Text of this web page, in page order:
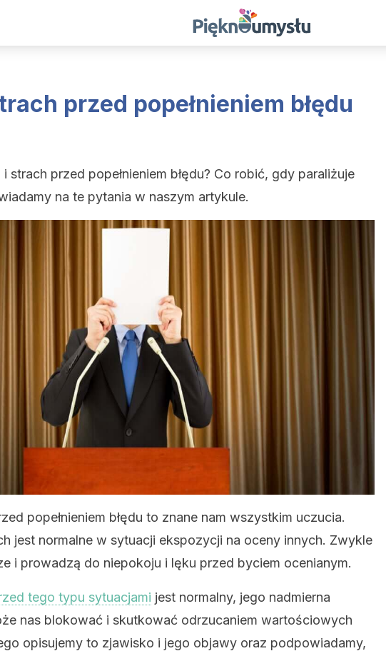
przed popełnieniem błędu
strach przed popełnieniem błędu? Co robić, gdy paraliżuje
na te pytania w naszym artykule.
popełnieniem błędu to znane nam wszystkim uczucia.
jest normalne w sytuacji ekspozycji na oceny innych. Zwykle
i prowadzą do niepokoju i lęku przed byciem ocenianym.
tego typu sytuacjami jest normalny, jego nadmierna
nas blokować i skutkować odrzucaniem wartościowych
opisujemy to zjawisko i jego objawy oraz podpowiadamy,